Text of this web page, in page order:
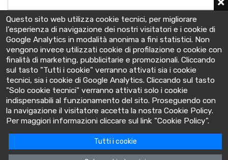
7OPzS700LAD
2 V - C10 750 Ah
147x208x686 mm
BatteryClinic
Via Cooperativa lime, 14 - 10095 - Grugliasco (TO) Italia
P.IVA: 10618480015
Questo sito web utilizza cookie tecnici, per migliorare
l'esperienza di navigazione dei nostri visitatori e i cookie di
Google Analytics in modalità anonima a fini statistici. Non
vengono invece utilizzati cookie di profilazione o cookie con
finalità di marketing, pubblicitarie e promozionali. Cliccando
sul tasto "Tutti i cookie" verranno attivati sia i cookie
tecnici, sia i cookie di Google Analytics. Cliccando sul tasto
"Solo cookie tecnici" verranno attivati solo i cookie
indispensabili al funzionamento del sito. Proseguendo con
la navigazione il visitatore accetta la nostra Cookie Policy.
Per maggiori informazioni cliccare sul link "Cookie Policy".
Tutti i cookie